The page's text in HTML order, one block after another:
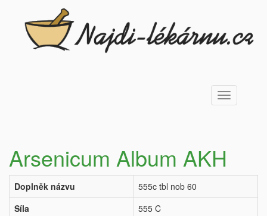
Toggle
navigation
Arsenicum Album AKH
Doplněk názvu
555c tbl nob 60
Síla
555 C